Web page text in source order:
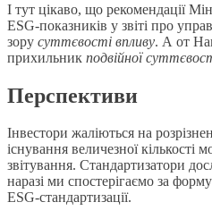
І тут цікаво, що рекомендації
ESG-показників у звіті про
зору суттєвості впливу. А от
прихильник подвійної
Перспективи
Інвестори жаліються на
існування величезної
звітування. Стандартизатори
наразі ми спостерігаємо за
ESG-стандартизації.